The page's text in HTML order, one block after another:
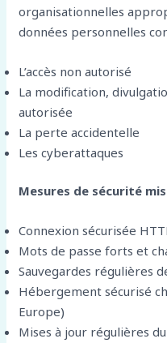
organisationnelles
données personnelles
L’accès non autorisé
La modification,
autorisée
La perte accidentelle
Les cyberattaques
Mesures de sécurité
Connexion sécurisée
Mots de passe forts et
Sauvegardes régulières
Hébergement sécurisé
Europe)
Mises à jour régulières